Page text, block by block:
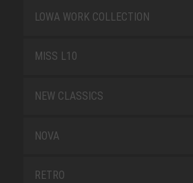
LOWA WORK COLLECTION
MISS L10
NEW CLASSICS
NOVA
RETRO